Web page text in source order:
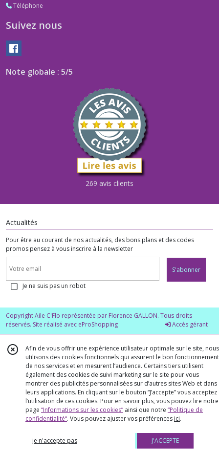
Téléphone
Suivez nous
Note globale : 5/5
269 avis clients
Actualités
Pour être au courant de nos actualités, des bons plans et des codes
promos pensez à vous inscrire à la newsletter
S'abonner
Je ne suis pas un robot
Copyright Aile C'Flo représentée par Florence GALLON. Tous droits
réservés. Site réalisé avec eProShopping Accès gérant
Afin de vous offrir une expérience utilisateur optimale sur le site, nous
utilisons des cookies fonctionnels qui assurent le bon fonctionnement
de nos services et en mesurent l’audience. Certains tiers utilisent
également des cookies de suivi marketing sur le site pour vous
montrer des publicités personnalisées sur d’autres sites Web et dans
leurs applications. En cliquant sur le bouton “J’accepte” vous acceptez
l’utilisation de ces cookies. Pour en savoir plus, vous pouvez lire notre
page “Informations sur les cookies” ainsi que notre “Politique de
confidentialité“. Vous pouvez ajuster vos préférences ici.
je n'accepte pas J'ACCEPTE